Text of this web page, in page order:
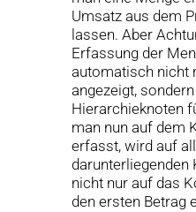
Umsatz aus dem
lassen. Aber
Erfassung der
automatisch nicht
angezeigt,
Hierarchieknoten
man nun auf dem
erfasst, wird auf
darunterliegenden
nicht nur auf das
den ersten Betrag